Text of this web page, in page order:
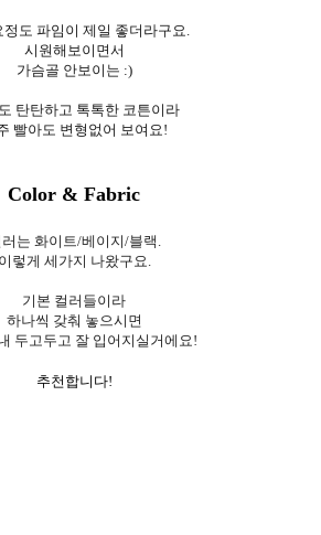
정도 파임이 제일 좋더라구요.
시원해보이면서
가슴골 안보이는 :)
탄탄하고 톡톡한 코튼이라
빨아도 변형없어 보여요!
Color & Fabric
러는 화이트/베이지/블랙.
이렇게 세가지 나왔구요.
기본 컬러들이라
하나씩 갖춰 놓으시면
두고두고 잘 입어지실거에요!
추천합니다!